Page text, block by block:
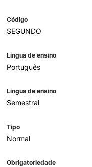
Código
SEGUNDO
Língua de ensino
Português
Língua de ensino
Semestral
Tipo
Normal
Obrigatoriedade